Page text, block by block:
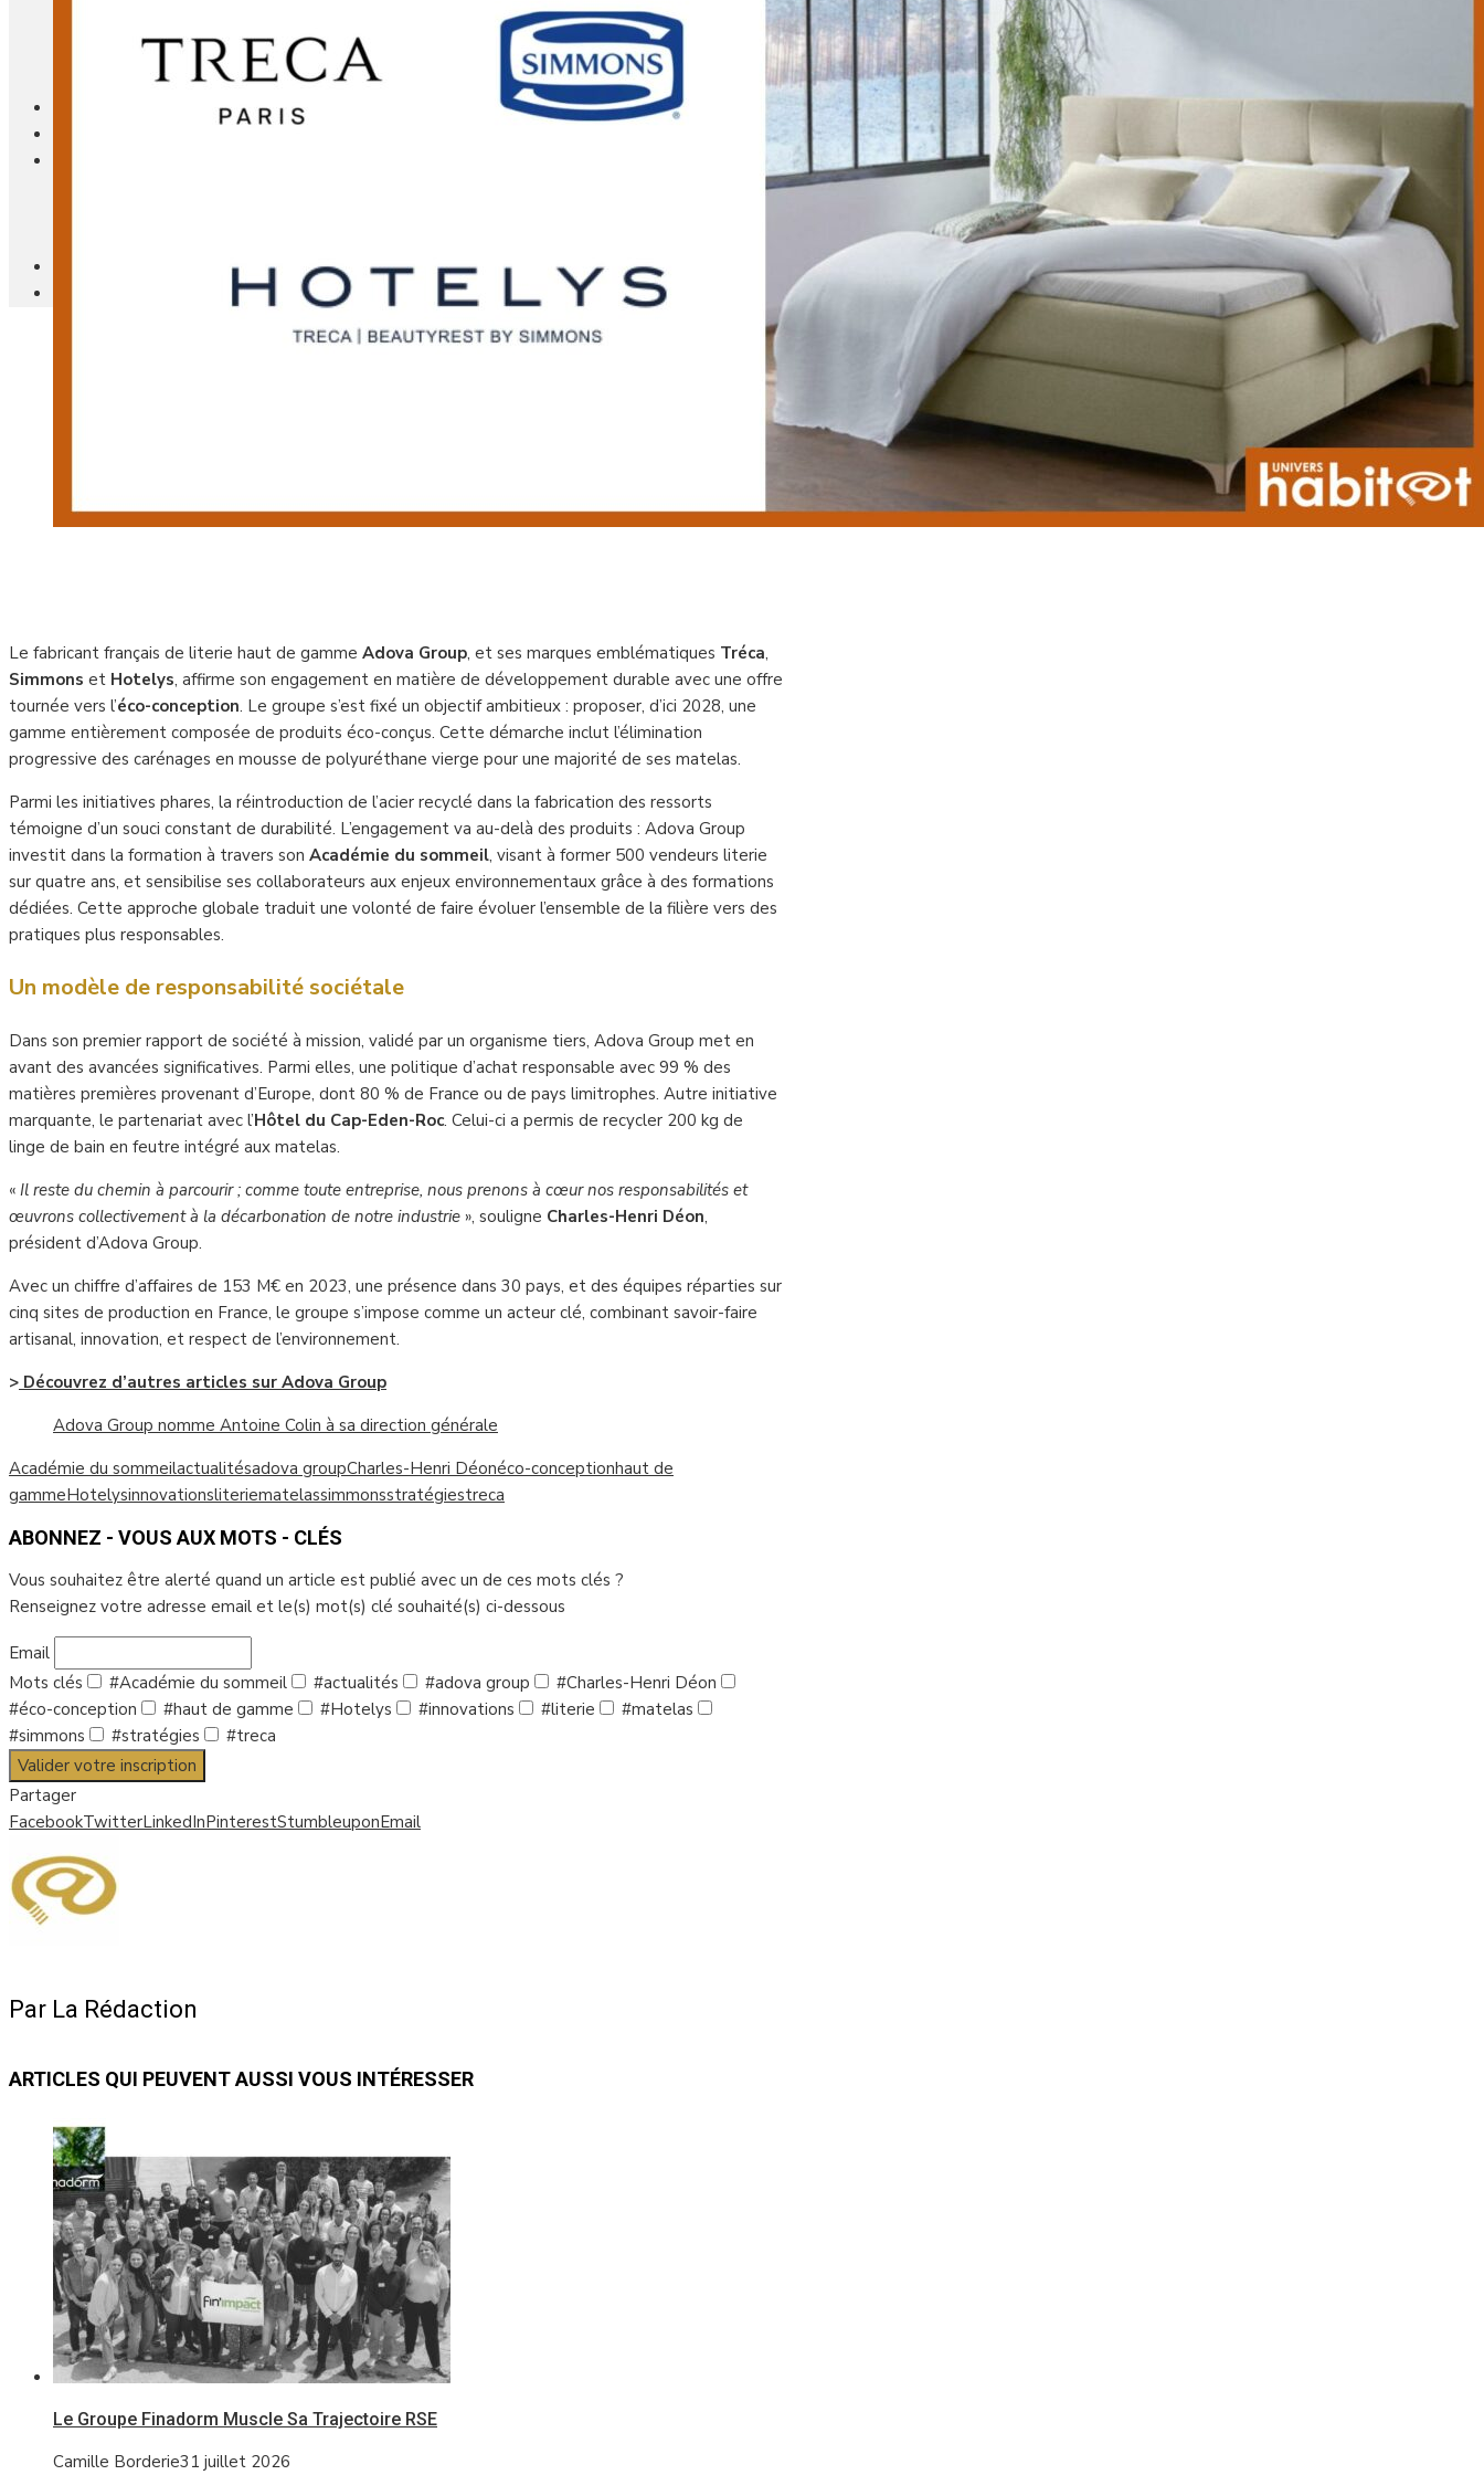
Cuisine
Brico Jardin
Le fabricant français de literie haut de gamme Adova Group, et ses marques emblématiques Tréca,
Simmons et Hotelys, affirme son engagement en matière de développement durable avec une offre
tournée vers l’éco-conception. Le groupe s’est fixé un objectif ambitieux : proposer, d’ici 2028, une
gamme entièrement composée de produits éco-conçus. Cette démarche inclut l’élimination
progressive des carénages en mousse de polyuréthane vierge pour une majorité de ses matelas.
Parmi les initiatives phares, la réintroduction de l’acier recyclé dans la fabrication des ressorts
témoigne d’un souci constant de durabilité. L’engagement va au-delà des produits : Adova Group
investit dans la formation à travers son Académie du sommeil, visant à former 500 vendeurs literie
sur quatre ans, et sensibilise ses collaborateurs aux enjeux environnementaux grâce à des formations
dédiées. Cette approche globale traduit une volonté de faire évoluer l’ensemble de la filière vers des
pratiques plus responsables.
Un modèle de responsabilité sociétale
Dans son premier rapport de société à mission, validé par un organisme tiers, Adova Group met en
avant des avancées significatives. Parmi elles, une politique d’achat responsable avec 99 % des
matières premières provenant d’Europe, dont 80 % de France ou de pays limitrophes. Autre initiative
marquante, le partenariat avec l’Hôtel du Cap-Eden-Roc. Celui-ci a permis de recycler 200 kg de
linge de bain en feutre intégré aux matelas.
« Il reste du chemin à parcourir ; comme toute entreprise, nous prenons à cœur nos responsabilités et
œuvrons collectivement à la décarbonation de notre industrie », souligne Charles-Henri Déon,
président d’Adova Group.
Avec un chiffre d’affaires de 153 M€ en 2023, une présence dans 30 pays, et des équipes réparties sur
cinq sites de production en France, le groupe s’impose comme un acteur clé, combinant savoir-faire
artisanal, innovation, et respect de l’environnement.
> Découvrez d’autres articles sur Adova Group
Adova Group nomme Antoine Colin à sa direction générale
Académie du sommeilactualitésadova groupCharles-Henri Déonéco-conceptionhaut de
gammeHotelysinnovationsliteriematelassimmonsstratégiestreca
ABONNEZ - VOUS AUX MOTS - CLÉS
Vous souhaitez être alerté quand un article est publié avec un de ces mots clés ?
Renseignez votre adresse email et le(s) mot(s) clé souhaité(s) ci-dessous
Email
Mots clés
#Académie du sommeil #actualités #adova group
#Charles-Henri Déon
#éco-conception
#haut de gamme #Hotelys #innovations #literie
#matelas
#simmons
#stratégies
#treca
Valider votre inscription
Partager
FacebookTwitterLinkedInPinterestStumbleuponEmail
Par La Rédaction
ARTICLES QUI PEUVENT AUSSI VOUS INTÉRESSER
Le Groupe Finadorm Muscle Sa Trajectoire RSE
Camille Borderie31 juillet 2026